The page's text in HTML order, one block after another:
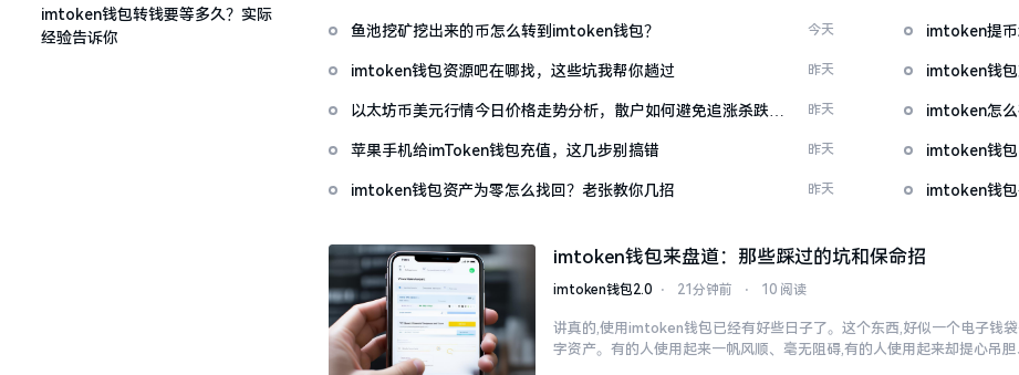
imtoken钱包转钱要等多久？实际
经验告诉你
鱼池挖矿挖出来的币怎么转到imtoken钱包？ 今天
imtoken钱包资源吧在哪找，这些坑我帮你趟过 昨天
以太坊币美元行情今日价格走势分析，散户如何避免追涨杀跌被
昨天
苹果手机给imToken钱包充值，这几步别搞错 昨天
imtoken钱包资产为零怎么找回？老张教你几招 昨天
imtoken提币
imtoken钱包
imtoken怎么
imtoken钱包
imtoken钱包
imtoken钱包来盘道：那些踩过的坑和保命招
imtoken钱包2.0 ⋅ 21分钟前 ⋅ 10 阅读
讲真的,使用imtoken钱包已经有好些日子了。这个东西,好似一个电子钱
字资产。有的人使用起来一帆风顺、毫无阻碍,有的人使用起来却提心吊胆